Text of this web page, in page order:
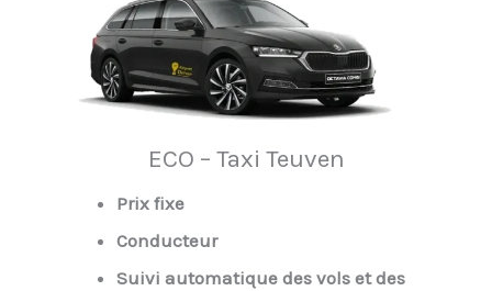
ECO – Taxi Teuven
Prix fixe
Conducteur
Suivi automatique des vols et des